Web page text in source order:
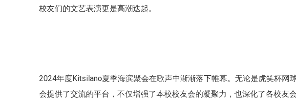
校友们的文艺表演更是高潮迭起。
2024年度Kitsilano夏季海滨聚会在歌声中渐渐落下帷幕。无论是虎笑杯网
会提供了交流的平台，不仅增强了本校校友会的凝聚力，也深化了各校友